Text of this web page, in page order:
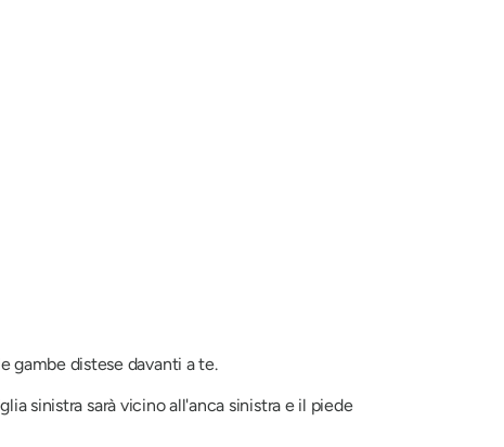
gambe distese davanti a te.
sinistra sarà vicino all'anca sinistra e il piede